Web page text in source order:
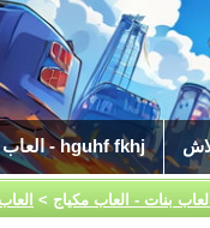
العاب بنات - hguhf fkhj
بنات - العاب مكياج >